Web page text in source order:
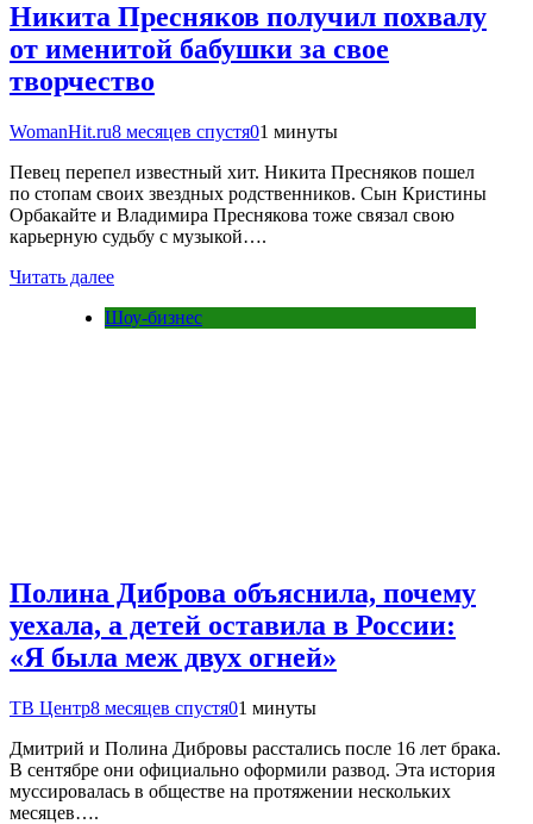
Никита Пресняков получил похвалу
от именитой бабушки за свое
творчество
WomanHit.ru8 месяцев спустя01 минуты
Певец перепел известный хит. Никита Пресняков пошел
по стопам своих звездных родственников. Сын Кристины
Орбакайте и Владимира Преснякова тоже связал свою
карьерную судьбу с музыкой….
Читать далее
Шоу-бизнес
Полина Диброва объяснила, почему
уехала, а детей оставила в России:
«Я была меж двух огней»
ТВ Центр8 месяцев спустя01 минуты
Дмитрий и Полина Дибровы расстались после 16 лет брака.
В сентябре они официально оформили развод. Эта история
муссировалась в обществе на протяжении нескольких
месяцев….